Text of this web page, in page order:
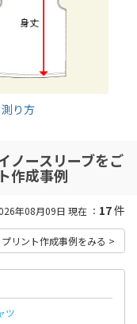
り方
ノースリーブをご
作成事例
年08月09日 現在 ： 17件
プリント作成事例をみる >
ツ